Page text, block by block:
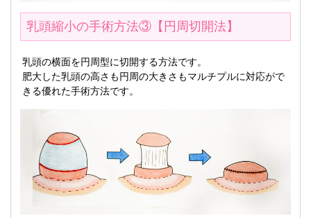
乳頭縮小の手術方法③【円周切開法】
乳頭の横面を円周型に切開する方法です。
肥大した乳頭の高さも円周の大きさもマルチプルに対応がで
きる優れた手術方法です。